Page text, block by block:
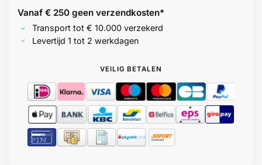
Vanaf € 250 geenverzendkosten*
Transport tot € 10.000 verzekerd
Levertijd 1 tot 2 werkdagen
VEILIG BETALEN